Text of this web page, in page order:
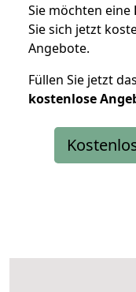
Sie möchten eine
Sie sich jetzt
Angebote.
Füllen Sie jetzt
kostenlose